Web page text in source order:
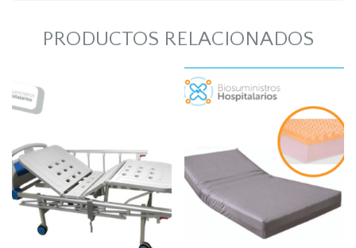
PRODUCTOS RELACIONADOS